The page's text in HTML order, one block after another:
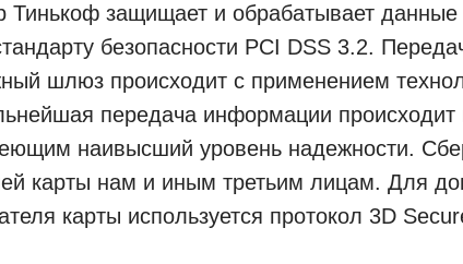
Тинькоф защищает и обрабатывает
безопасности PCI DSS 3.2.
шлюз происходит с применением
передача информации происходит
наивысший уровень надежности.
карты нам и иным третьим лицам. Для
карты используется протокол 3D